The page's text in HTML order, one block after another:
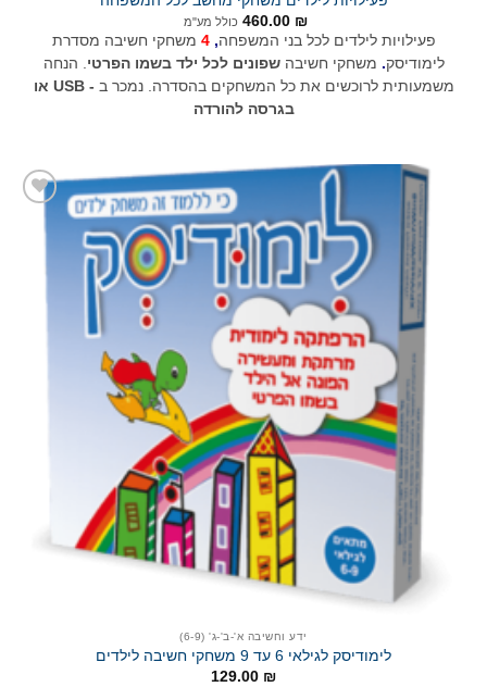
460.00 ₪ כולל מע"מ
פעילויות לילדים לכל בני המשפחה,
4 משחקי חשיבה מסדרת
לימודיסק. משחקי חשיבהשפונים לכל ילד בשמו הפרטי. הנחה
משמעותית לרוכשים את כל המשחקים בהסדרה. נמכר ב -
USB או
בגרסה להורדה
לרשימת
ידע וחשיבה א'-ב'-ג' (6-9)
לימודיסק לגילאי 6 עד 9 משחקי חשיבה לילדים
129.00 ₪